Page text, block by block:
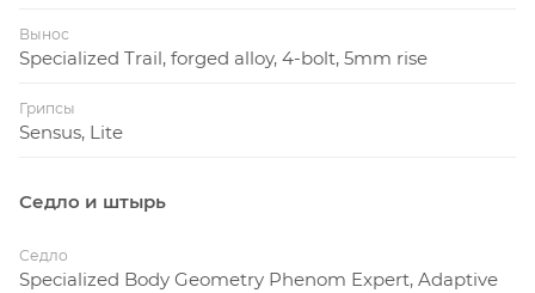
Вынос
Specialized Trail, forged alloy, 4-bolt, 5mm rise
Грипсы
Sensus, Lite
Седло и штырь
Седло
Specialized Body Geometry Phenom Expert, Adaptive